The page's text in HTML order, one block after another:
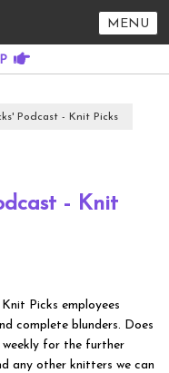
MENU
Podcast - Knit Picks
- Knit
Picks employees
complete blunders. Does
for the further
any other knitters we can